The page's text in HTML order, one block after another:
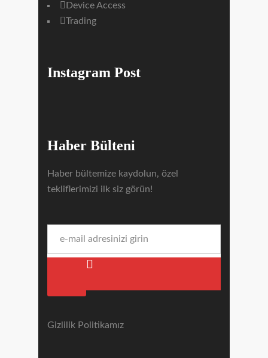
Device Access
Trading
Instagram Post
Haber Bülteni
Haber bültemize kaydolun, özel
tekliflerimizi ilk siz görün!
Gizlilik Politikamız